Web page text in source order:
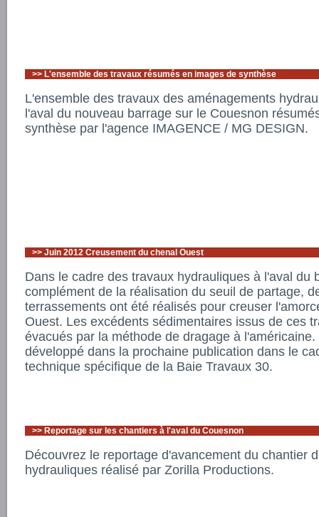
>> L'ensemble des travaux résumés en images de synthèse
L'ensemble des travaux des aménagements
l'aval du nouveau barrage sur le Couesnon
synthèse par l'agence IMAGENCE / MG DESIGN.
>> Juin 2012 Creusement du chenal Ouest
Dans le cadre des travaux hydrauliques à l'aval du
complément de la réalisation du seuil de partage,
terrassements ont été réalisés pour creuser
Ouest. Les excédents sédimentaires issus de ces
évacués par la méthode de dragage à
développé dans la prochaine publication dans le
technique spécifique de la Baie Travaux 30.
>> Reportage sur les chantiers à l'aval du Couesnon
Découvrez le reportage d'avancement du chantier
hydrauliques réalisé par Zorilla Productions.